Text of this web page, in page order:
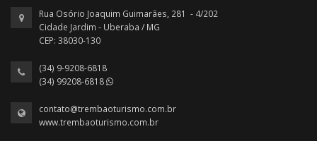
Rua Osório Joaquim Guimarães, 281 - 4/202
Cidade Jardim - Uberaba / MG
CEP: 38030-130
(34) 9-9208-6818
(34) 99208-6818
contato@trembaoturismo.com.br
www.trembaoturismo.com.br